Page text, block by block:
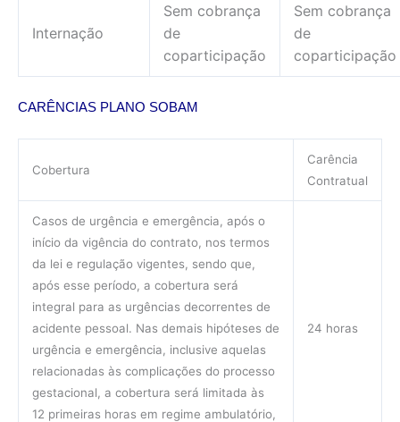
Internação
Sem cobrança
de
coparticipação
Sem cobrança
de
coparticipação
CARÊNCIAS PLANO SOBAM
Cobertura
Carência
Contratual
Casos de urgência e emergência, após o
início da vigência do contrato, nos termos
da lei e regulação vigentes, sendo que,
após esse período, a cobertura será
integral para as urgências decorrentes de
acidente pessoal. Nas demais hipóteses de
urgência e emergência, inclusive aquelas
relacionadas às complicações do processo
gestacional, a cobertura será limitada às
12 primeiras horas em regime ambulatório,
24 horas